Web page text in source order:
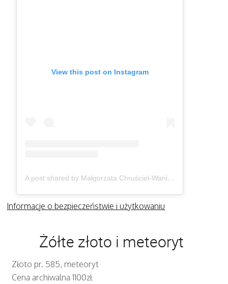
View this post on Instagram
A post shared by Małgorzata Chruściel-Waniek (@gosiawaniek)
Informacje o bezpieczeństwie i użytkowaniu
Żółte złoto i meteoryt
Złoto pr. 585, meteoryt
Cena archiwalna 1100zł